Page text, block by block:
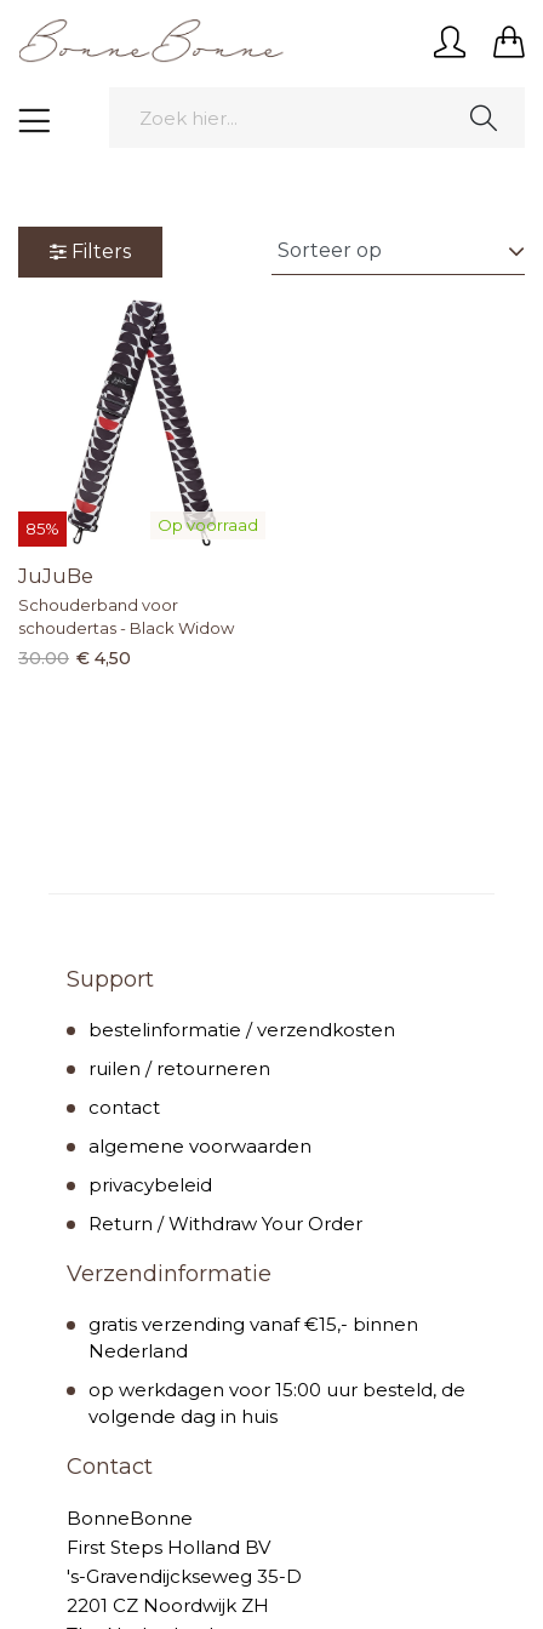
Filters
Op voorraad
85%
JuJuBe
Schouderband voor
schoudertas - Black Widow
30.00 € 4,50
Support
bestelinformatie / verzendkosten
ruilen / retourneren
contact
algemene voorwaarden
privacybeleid
Return / Withdraw Your Order
Verzendinformatie
gratis verzending vanaf €15,- binnen
Nederland
op werkdagen voor 15:00 uur besteld, de
volgende dag in huis
Contact
BonneBonne
First Steps Holland BV
's-Gravendijckseweg 35-D
2201 CZ Noordwijk ZH